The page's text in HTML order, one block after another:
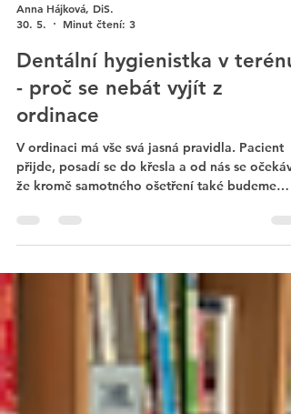
30. 5.
Minut čtení: 3
Dentální hygienistka v terénu
- proč se nebát vyjít z
ordinace
V ordinaci má vše svá jasná pravidla. Pacient
že kromě samotného ošetření také budeme
začínat až mezi čtyřmi stěnami ordinace.
má největší sílu právě ve chvíli, kdy za lidmi
přijedeme my.